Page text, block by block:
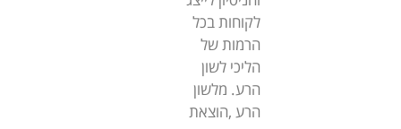
לקוחות בכל
הרמות של
הליכי לשון
הרע. מלשון
הרע ,הוצאת